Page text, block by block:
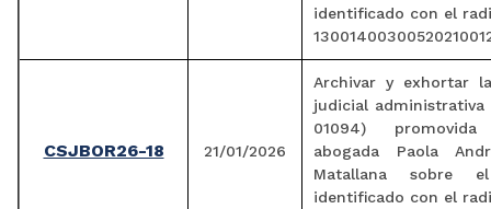
identificado con el
CSJBOR26-18 21/01/2026
Archivar y exhortar
judicial administrativa
01094)
abogada Paola
Matallana sobre
identificado con el